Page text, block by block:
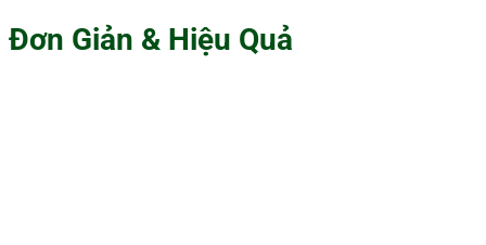
Đơn Giản & Hiệu Quả